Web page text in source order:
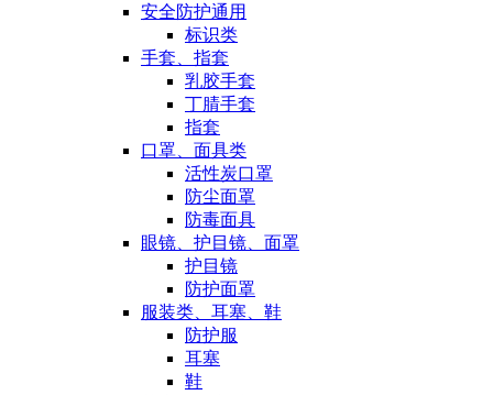
安全防护通用
标识类
手套、指套
乳胶手套
丁腈手套
指套
口罩、面具类
活性炭口罩
防尘面罩
防毒面具
眼镜、护目镜、面罩
护目镜
防护面罩
服装类、耳塞、鞋
防护服
耳塞
鞋